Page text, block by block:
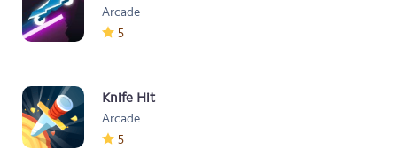
Arcade
5
Knife Hit
Arcade
5